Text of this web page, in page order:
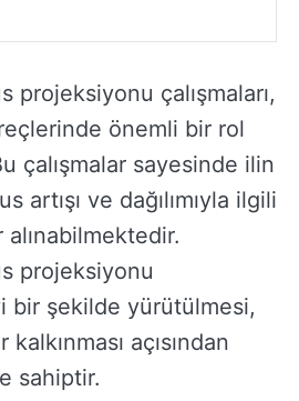
projeksiyonu çalışmaları,
önemli bir rol
çalışmalar sayesinde ilin
artışı ve dağılımıyla ilgili
projeksiyonu
bir şekilde yürütülmesi,
açısından
sahiptir.